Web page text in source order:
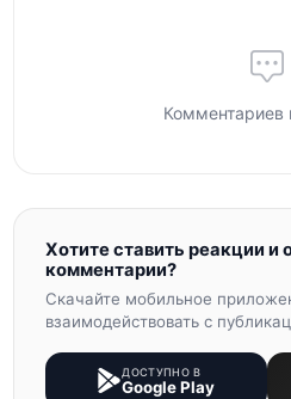
Комментариев
Хотите ставить реакции и
комментарии?
Скачайте мобильное
взаимодействовать с
ДОСТУПНО В
Google Play